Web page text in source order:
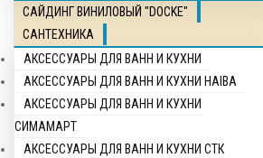
САЙДИНГ ВИНИЛОВЫЙ "DOCKE"
САНТЕХНИКА
АКСЕССУАРЫ ДЛЯ ВАНН И КУХНИ
АКСЕССУАРЫ ДЛЯ ВАНН И КУХНИ HAIBA
АКСЕССУАРЫ ДЛЯ ВАНН И КУХНИ
СИМАМАРТ
АКСЕССУАРЫ ДЛЯ ВАНН И КУХНИ СТК